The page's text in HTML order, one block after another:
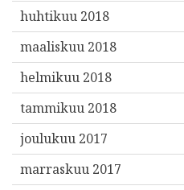
huhtikuu 2018
maaliskuu 2018
helmikuu 2018
tammikuu 2018
joulukuu 2017
marraskuu 2017